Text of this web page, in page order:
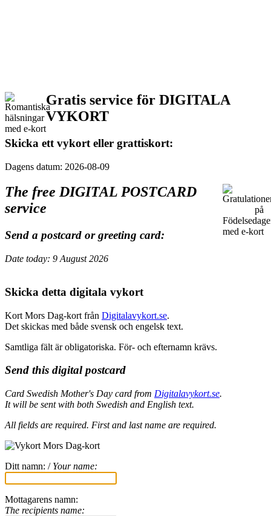
Gratis service för DIGITALA
VYKORT
Skicka ett vykort eller grattiskort:
Dagens datum: 2026-08-09
The free DIGITAL POSTCARD
service
Send a postcard or greeting card:
Date today: 9 August 2026
Skicka detta digitala vykort
Kort Mors Dag-kort från Digitalavykort.se.
Det skickas med både svensk och engelsk text.
Samtliga fält är obligatoriska. För- och efternamn krävs.
Send this digital postcard
Card Swedish Mother's Day card from Digitalavykort.se.
It will be sent with both Swedish and English text.
All fields are required. First and last name are required.
Ditt namn: / Your name:
Mottagarens namn:
The recipients name: